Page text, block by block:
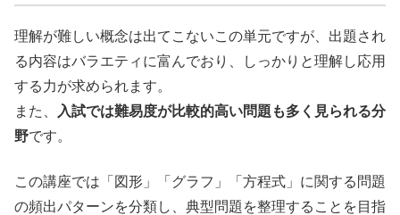
理解が難しい概念は出てこないこの単元ですが、出題され
る内容はバラエティに富んでおり、しっかりと理解し応用
する力が求められます。
また、
入試では難易度が比較的高い問題も多く見られる分
野です。
この講座では「図形」「グラフ」「方程式」に関する問題
の頻出パターンを分類し、典型問題を整理することを目指